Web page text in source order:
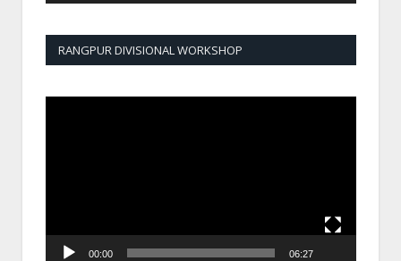
RANGPUR DIVISIONAL WORKSHOP
00:00 06:27